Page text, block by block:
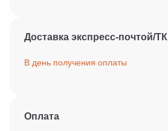
Доставка экспресс-почтой/ТК
В день получения оплаты
Оплата